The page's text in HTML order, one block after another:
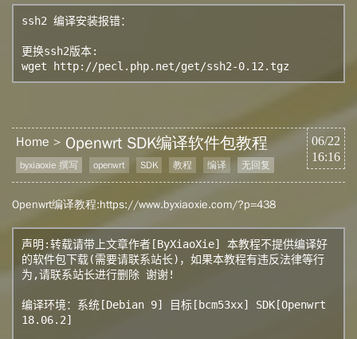
ssh2 编译安装报错：
更换ssh2版本:
wget http://pecl.php.net/get/ssh2-0.12.tgz
06/22
16:16
Home Openwrt SDK编译软件包教程
byxiaoxie 撰写 openwrt SDK 教程 编译 无回复
Openwrt编译教程:https://www.byxiaoxie.com/?p=438
声明:转载请带上文章作者[ByXiaoXie] 本教程不提供编译好
的软件包下载(需要请联系站长)，如果本教程有违反法律等行
为,请联系站长进行删除 谢谢!
编译环境：系统[Debian 9] 目标[bcm53xx] SDK[Openwrt
18.06.2]